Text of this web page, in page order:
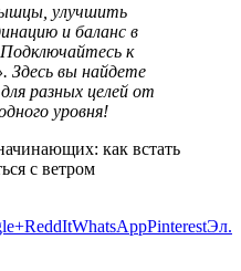
улучшить
и баланс в
к
. Здесь вы найдете
разных целей от
уровня!
ReddItWhatsAppPinterestЭл.